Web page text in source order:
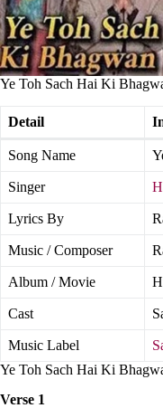
Ye Toh Sach Hai Ki
Detail
Song Name
Singer
Lyrics By
Music / Composer
Album / Movie
Cast
Music Label
Ye Toh Sach Hai Ki
Verse 1